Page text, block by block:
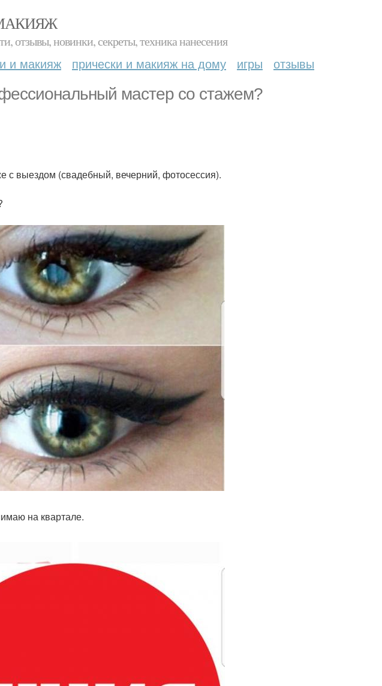
отзывы, новинки, секреты, техника нанесения
и макияж прически и макияж на дому игры отзывы
мастер со стажем?
с выездом (свадебный, вечерний, фотосессия).
на квартале.